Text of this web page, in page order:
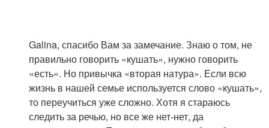
Galina, спасибо Вам за замечание. Знаю о том, не
правильно говорить «кушать», нужно говорить
«есть». Но привычка «вторая натура». Если всю
жизнь в нашей семье используется слово «кушать»,
то переучиться уже сложно. Хотя я стараюсь
следить за речью, но все же нет-нет, да